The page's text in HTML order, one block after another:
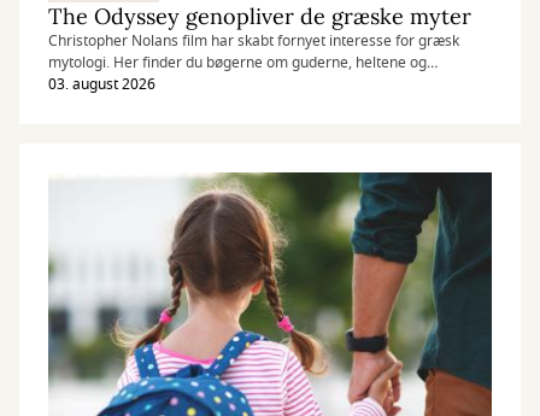
The Odyssey genopliver de græske myter
Christopher Nolans film har skabt fornyet interesse for græsk
mytologi. Her finder du bøgerne om guderne, heltene og
Odysseus' lange rejse.
03. august 2026